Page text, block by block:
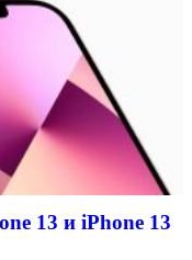
13 и iPhone 13